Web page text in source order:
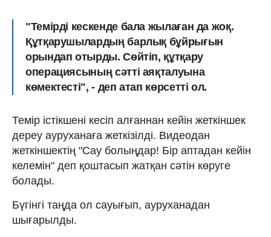
"Темірді кескенде бала жылаған да жоқ.
Құтқарушылардың барлық бұйрығын
орындап отырды. Сөйтіп, құтқару
операциясының сәтті аяқталуына
көмектесті", - деп атап көрсетті ол.
Темір істікшені кесіп алғаннан кейін жеткіншек
дереу ауруханаға жеткізілді. Видеодан
жеткіншектің "Сау болыңдар! Бір аптадан кейін
келемін" деп қоштасып жатқан сәтін көруге
болады.
Бүгінгі таңда ол сауығып, ауруханадан
шығарылды.